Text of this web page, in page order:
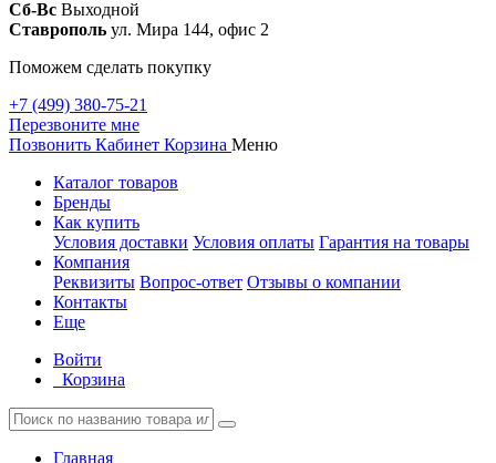
Сб-Вс Выходной
Ставрополь ул. Мира 144, офис 2
Поможем сделать покупку
+7 (499) 380-75-21
Перезвоните мне
Позвонить Кабинет Корзина Меню
Каталог товаров
Бренды
Как купить
Условия доставки Условия оплаты Гарантия на товары
Компания
Реквизиты Вопрос-ответ Отзывы о компании
Контакты
Еще
Войти
Корзина
Главная